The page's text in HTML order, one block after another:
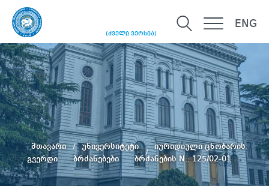
(ძველი ვერსია)
ENG
მთავარი უნივერსიტეტი
იურიდიული ცნობარის
გვერდი
ბრძანებები ბრძანების N:: 125/02-01